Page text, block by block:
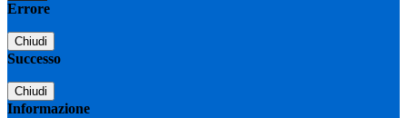
Errore
Chiudi
Successo
Chiudi
Informazione